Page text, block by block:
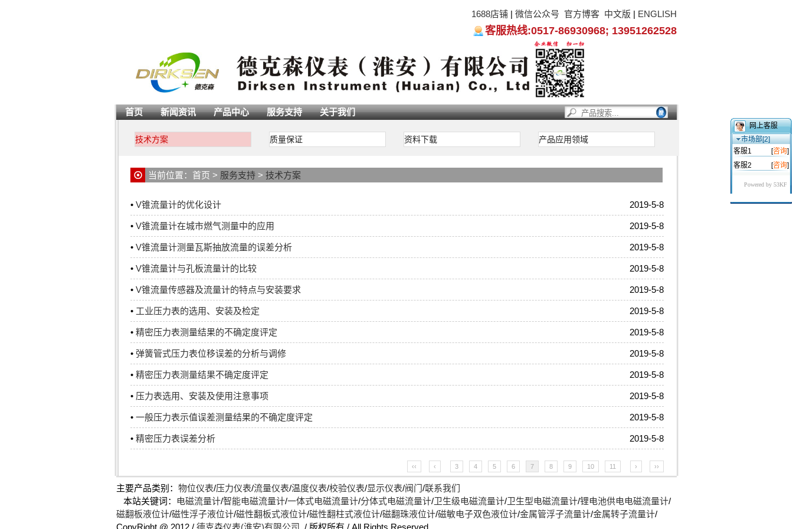
1688店铺 | 微信公众号 官方博客 中文版 | ENGLISH
客服热线:0517-86930968; 13951262528
首页 新闻资讯 产品中心 服务支持 关于我们
技术方案 质量保证 资料下载 产品应用领域
当前位置： 首页 > 服务支持 > 技术方案
• V锥流量计的优化设计 2019-5-8
• V锥流量计在城市燃气测量中的应用 2019-5-8
• V锥流量计测量瓦斯抽放流量的误差分析 2019-5-8
• V锥流量计与孔板流量计的比较 2019-5-8
• V锥流量传感器及流量计的特点与安装要求 2019-5-8
• 工业压力表的选用、安装及检定 2019-5-8
• 精密压力表测量结果的不确定度评定 2019-5-8
• 弹簧管式压力表位移误差的分析与调修 2019-5-8
• 精密压力表测量结果不确定度评定 2019-5-8
• 压力表选用、安装及使用注意事项 2019-5-8
• 一般压力表示值误差测量结果的不确定度评定 2019-5-8
• 精密压力表误差分析 2019-5-8
‹‹ ‹ 3 4 5 6 7 8 9 10 11 › ››
主要产品类别： 物位仪表/压力仪表/流量仪表/温度仪表/校验仪表/显示仪表/阀门/联系我们
本站关键词： 电磁流量计/智能电磁流量计/一体式电磁流量计/分体式电磁流量计/卫生级电磁流量计/卫生型电磁流量计/锂电池供电电磁流量计/
磁翻板液位计/磁性浮子液位计/磁性翻板式液位计/磁性翻柱式液位计/磁翻珠液位计/磁敏电子双色液位计/金属管浮子流量计/金属转子流量计/
CopyRight @ 2012 / 德克森仪表(淮安)有限公司 / 版权所有 / All Rights Reserved
网上客服
市场部[2]
客服1
[咨询]
客服2
[咨询]
Powered by 53KF